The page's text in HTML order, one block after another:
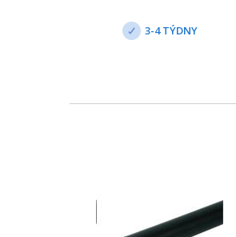
požadavky pro Channel Class D
podle EN 50173 pr...
3-4 TÝDNY